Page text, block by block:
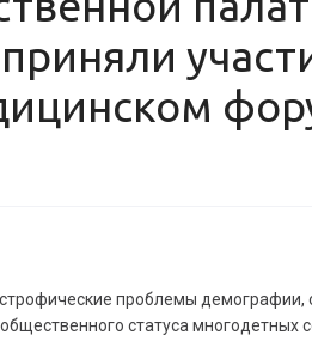
проблемы
статуса многодетных